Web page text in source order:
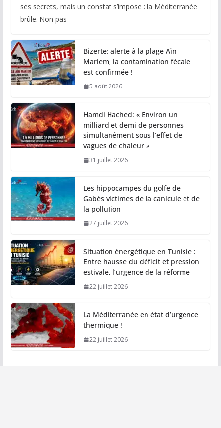
ses secrets, mais un constat s’impose : la Méditerranée
brûle. Non pas
Bizerte: alerte à la plage Aïn
Mariem, la contamination fécale
est confirmée !
5 août 2026
Hamdi Hached: « Environ un
milliard et demi de personnes
simultanément sous l’effet de
vagues de chaleur »
31 juillet 2026
Les hippocampes du golfe de
Gabès victimes de la canicule et de
la pollution
27 juillet 2026
Situation énergétique en Tunisie :
Entre hausse du déficit et pression
estivale, l’urgence de la réforme
22 juillet 2026
La Méditerranée en état d’urgence
thermique !
22 juillet 2026